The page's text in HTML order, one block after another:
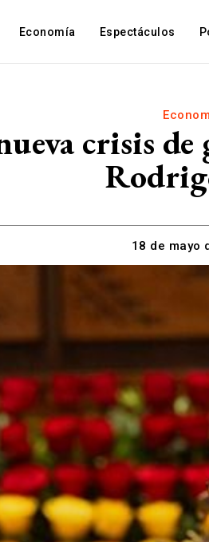
Economía Espectáculos
crisis
18 de mayo